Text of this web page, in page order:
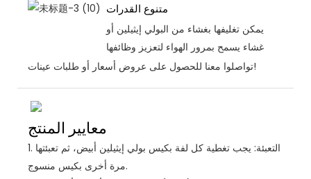
متنوع القدرات
يمكن تغليفها بغشاء من البولي إيثيلين أو
غشاء يسمح بمرور الهواء لتعزيز وظائفها
تواصلوا معنا للحصول على عروض أسعار أو طلبات عينات!
معايير المنتج
1.
مرة أخرى بكيس منسوج.